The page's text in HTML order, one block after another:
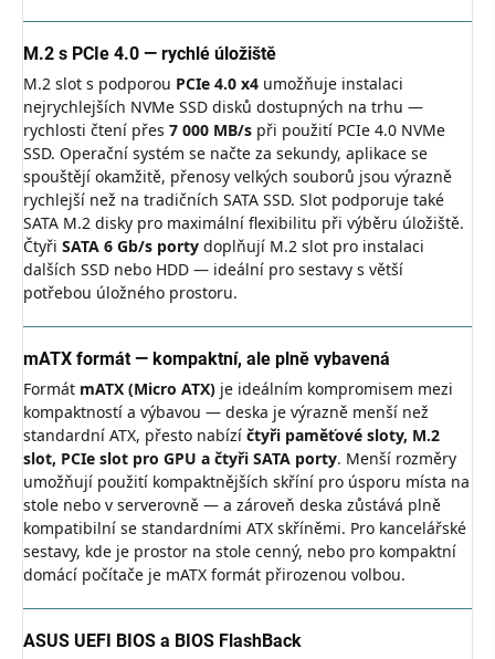
M.2 s PCIe 4.0 — rychlé úložiště
M.2 slot s podporou PCIe 4.0 x4 umožňuje instalaci
nejrychlejších NVMe SSD disků dostupných na trhu —
rychlosti čtení přes 7 000 MB/s při použití PCIe 4.0 NVMe
SSD. Operační systém se načte za sekundy, aplikace se
spouštějí okamžitě, přenosy velkých souborů jsou výrazně
rychlejší než na tradičních SATA SSD. Slot podporuje také
SATA M.2 disky pro maximální flexibilitu při výběru úložiště.
Čtyři SATA 6 Gb/s porty doplňují M.2 slot pro instalaci
dalších SSD nebo HDD — ideální pro sestavy s větší
potřebou úložného prostoru.
mATX formát — kompaktní, ale plně vybavená
Formát mATX (Micro ATX) je ideálním kompromisem mezi
kompaktností a výbavou — deska je výrazně menší než
standardní ATX, přesto nabízí čtyři paměťové sloty, M.2
slot, PCIe slot pro GPU a čtyři SATA porty. Menší rozměry
umožňují použití kompaktnějších skříní pro úsporu místa na
stole nebo v serverovně — a zároveň deska zůstává plně
kompatibilní se standardními ATX skříněmi. Pro kancelářské
sestavy, kde je prostor na stole cenný, nebo pro kompaktní
domácí počítače je mATX formát přirozenou volbou.
ASUS UEFI BIOS a BIOS FlashBack